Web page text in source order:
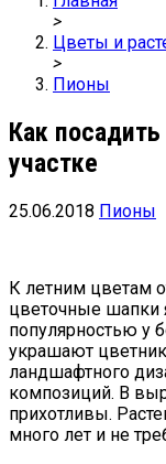
>
Цветы и
>
Пионы
Как
участке
25.06.2018 Пионы
К летним цветам
цветочные шапки
популярностью у
украшают
ландшафтного
композиций. В
прихотливы.
много лет и не